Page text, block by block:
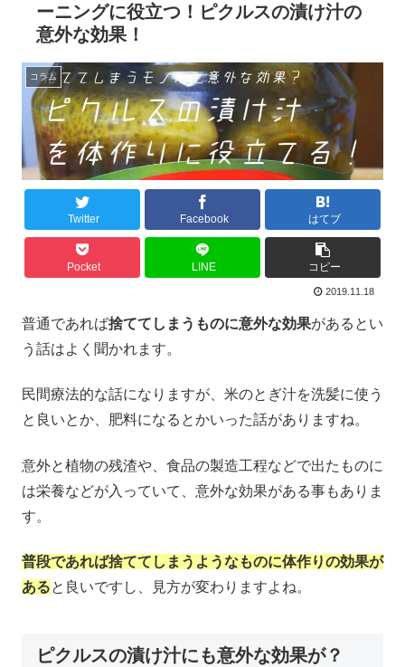
ーニングに役立つ！ピクルスの漬け汁の
意外な効果！
コラム
Twitter Facebook はてブ
Pocket LINE コピー
2019.11.18
普通であれば捨ててしまうものに意外な効果があるとい
う話はよく聞かれます。
民間療法的な話になりますが、米のとぎ汁を洗髪に使う
と良いとか、肥料になるとかいった話がありますね。
意外と植物の残渣や、食品の製造工程などで出たものに
は栄養などが入っていて、意外な効果がある事もありま
す。
普段であれば捨ててしまうようなものに体作りの効果が
あると良いですし、見方が変わりますよね。
ピクルスの漬け汁にも意外な効果が？